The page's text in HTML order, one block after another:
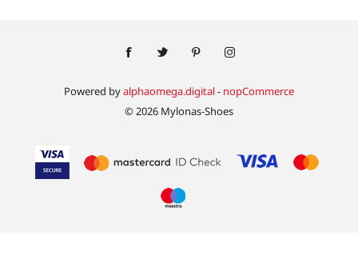
Powered byalphaomega.digital- nopCommerce
© 2026 Mylonas-Shoes